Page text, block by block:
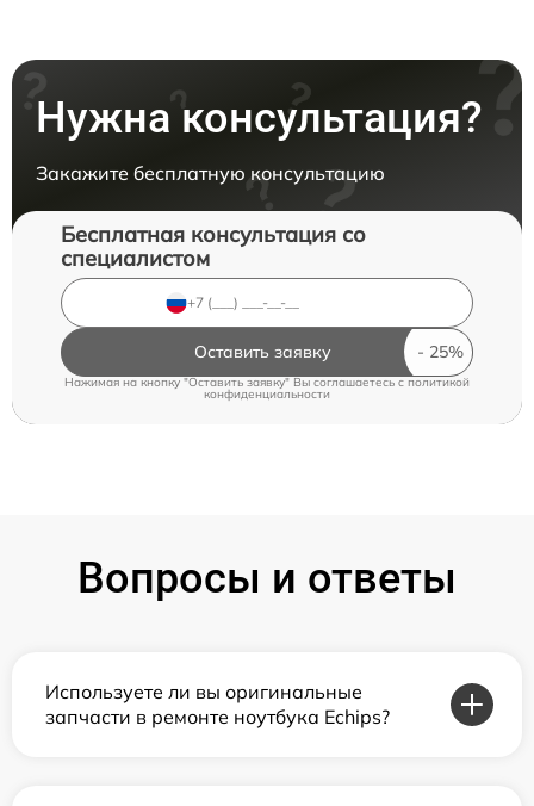
Нужна консультация?
Закажите бесплатную консультацию
Бесплатная консультация со
специалистом
Оставить заявку
Нажимая на кнопку "Оставить заявку" Вы соглашаетесь cполитикой
конфиденциальности
Вопросы и ответы
Используете ли вы оригинальные
запчасти в ремонте ноутбука Echips?